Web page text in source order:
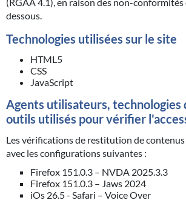
dessous.
Technologies utilisées sur le site
HTML5
CSS
JavaScript
Agents utilisateurs, technologies
outils utilisés pour vérifier
Les vérifications de restitution de
avec les configurations suivantes :
Firefox 151.0.3 – NVDA 2025.3.3
Firefox 151.0.3 – Jaws 2024
iOs 26.5 - Safari – Voice Over